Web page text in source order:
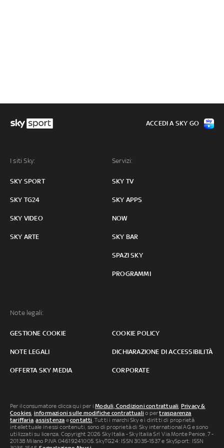
I siti Sky:
SKY SPORT
SKY TG24
SKY VIDEO
SKY ARTE
Servizi:
SKY TV
SKY APPS
NOW
SKY BAR
SPAZI SKY
PROGRAMMI
Note legali:
GESTIONE COOKIE COOKIE POLICY
NOTE LEGALI DICHIARAZIONE DI ACCESSIBILITÀ
OFFERTA SKY MEDIA CORPORATE
ACCEDI A SKY GO
Per il consumatore clicca qui per iModuli, Condizioni contrattuali Privacy &
Cookies informazioni sulle modifiche contrattuali o pertrasparenza
tariffaria ,assistenza econtatti . Tutti i marchi Sky e i diritti di proprietà
intellettuale in essi contenuti, sono di proprietà di Sky international AG e sono
utilizzati su licenza. Copyright 2026 Sky Italia - Sky Italia Srl Via Monte Penice, 7 -
20138 Milano P.IVA 04619241005. SkyTG24: ISSN 3035-1537 e SkySport: ISSN